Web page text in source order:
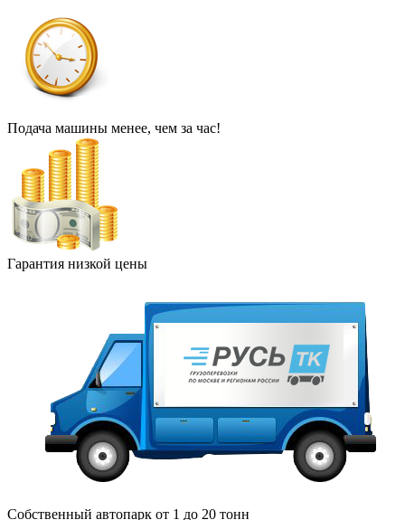
Подача машины менее, чем за час!
Гарантия низкой цены
Собственный автопарк от 1 до 20 тонн